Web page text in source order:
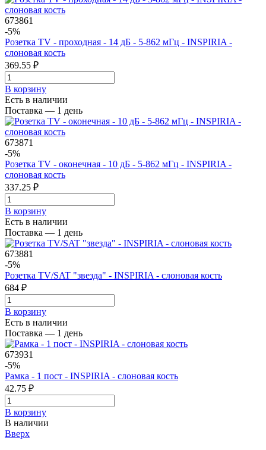
673861
-5%
Розетка TV - проходная - 14 дБ - 5-862 мГц - INSPIRIA -
слоновая кость
369.55 ₽
В корзинy
Есть в наличии
Поставка — 1 день
673871
-5%
Розетка TV - оконечная - 10 дБ - 5-862 мГц - INSPIRIA -
слоновая кость
337.25 ₽
В корзинy
Есть в наличии
Поставка — 1 день
673881
-5%
Розетка TV/SAT "звезда" - INSPIRIA - слоновая кость
684 ₽
В корзинy
Есть в наличии
Поставка — 1 день
673931
-5%
Рамка - 1 пост - INSPIRIA - слоновая кость
42.75 ₽
В корзинy
В наличии
Вверх